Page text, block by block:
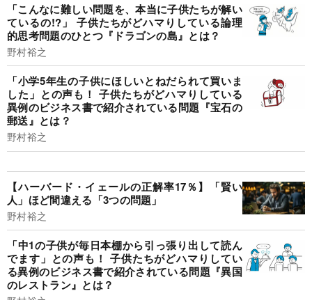
「こんなに難しい問題を、本当に子供たちが解い
ているの!?」 子供たちがどハマりしている論理
的思考問題のひとつ『ドラゴンの島』とは？
野村裕之
「小学5年生の子供にほしいとねだられて買いま
した」との声も！ 子供たちがどハマりしている
異例のビジネス書で紹介されている問題『宝石の
郵送』とは？
野村裕之
【ハーバード・イェールの正解率17％】「賢い
人」ほど間違える「3つの問題」
野村裕之
「中1の子供が毎日本棚から引っ張り出して読ん
でます」との声も！ 子供たちがどハマりしてい
る異例のビジネス書で紹介されている問題『異国
のレストラン』とは？